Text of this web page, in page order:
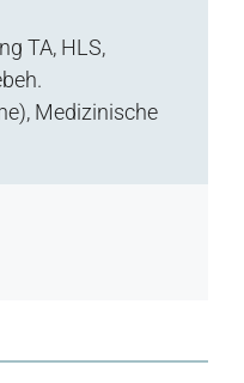
TA, HLS,
Medizinische